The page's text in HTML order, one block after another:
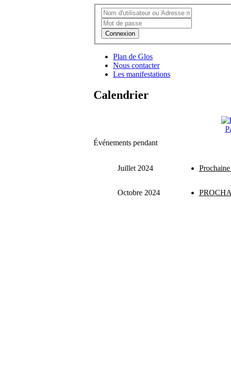
Connexion
Plan de Glos
Nous contacter
Les manifestations
Calendrier
Événements pendant
Juillet 2024
Octobre 2024